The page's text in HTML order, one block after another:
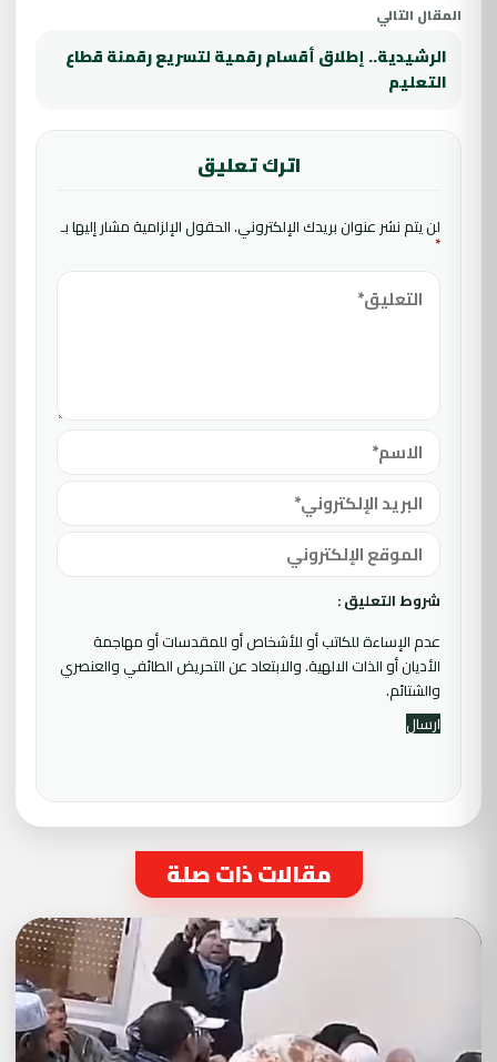
المقال التالي
الرشيدية.. إطلاق أقسام رقمية لتسريع رقمنة قطاع
التعليم
اترك تعليق
لن يتم نشر عنوان بريدك الإلكتروني.الحقول الإلزامية مشار إليها بـ
*
شروط التعليق :
عدم الإساءة للكاتب أو للأشخاص أو للمقدسات أو مهاجمة
الأديان أو الذات الالهية. والابتعاد عن التحريض الطائفي والعنصري
والشتائم.
مقالات ذات صلة